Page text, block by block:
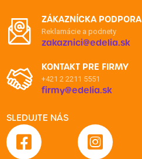
ZÁKAZNÍCKA PODPORA
Reklamácie a podnety
zakaznici@edelia.sk
KONTAKT PRE FIRMY
+421 2 2211 5551
firmy@edelia.sk
SLEDUJTE NÁS